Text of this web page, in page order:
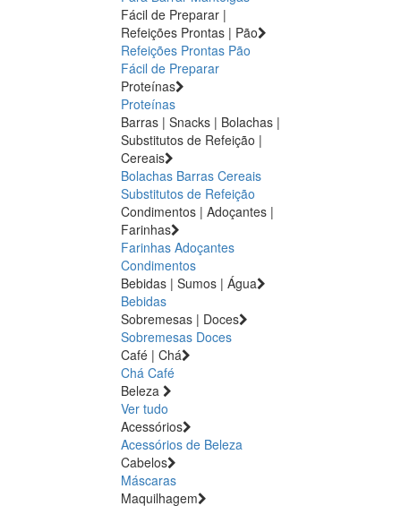
Fácil de Preparar |
Refeições Prontas | Pão
Refeições Prontas Pão
Fácil de Preparar
Proteínas
Proteínas
Barras | Snacks | Bolachas |
Substitutos de Refeição |
Cereais
Bolachas Barras Cereais
Substitutos de Refeição
Condimentos | Adoçantes |
Farinhas
Farinhas Adoçantes
Condimentos
Bebidas | Sumos | Água
Bebidas
Sobremesas | Doces
Sobremesas Doces
Café | Chá
Chá Café
Beleza
Ver tudo
Acessórios
Acessórios de Beleza
Cabelos
Máscaras
Maquilhagem